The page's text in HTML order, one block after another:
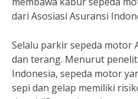
dari Asosiasi Asuransi
Selalu parkir sepeda motor
dan terang. Menurut
Indonesia, sepeda motor
sepi dan gelap memiliki